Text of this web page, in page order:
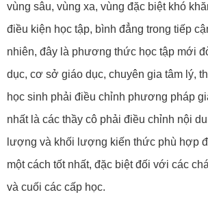
vùng sâu, vùng xa, vùng đặc biệt khó
điều kiện học tập, bình đẳng trong tiếp
nhiên, đây là phương thức học tập mới
dục, cơ sở giáo dục, chuyên gia tâm lý,
học sinh phải điều chỉnh phương pháp
nhất là các thầy cô phải điều chỉnh nội
lượng và khối lượng kiến thức phù hợp
một cách tốt nhất, đặc biệt đối với các
và cuối các cấp học.